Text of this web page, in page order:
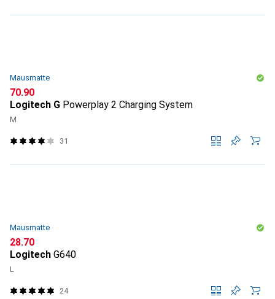
Mausmatte
CHF
70.90
Logitech G Powerplay 2 Charging System
M
31
Mausmatte
CHF
28.70
Logitech G640
L
24